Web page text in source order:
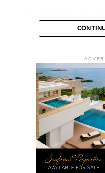
Πρόκειται για πραγματική
προτεραιότητα ή εργαλείο
Μεταγραφές &
«αρπαγή» στελεχών; Πού
Διαφθορά & Διορισμοί
αντιμετωπίζονται τα
ποιος φέρει τη
Ακρίβεια – Ενέργεια –
στην καθημερινότητα;